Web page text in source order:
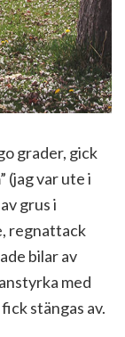
grader, gick
(jag var ute i
grus i
regnattack
bilar av
med
stängas av.